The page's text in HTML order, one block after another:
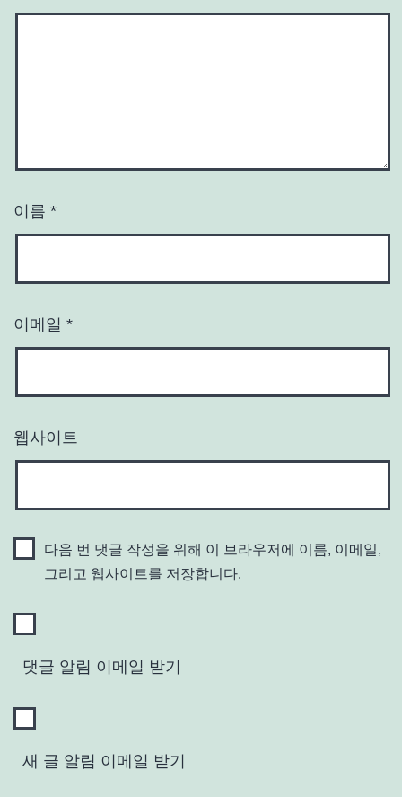
이름 *
이메일 *
웹사이트
다음 번 댓글 작성을 위해 이 브라우저에 이름, 이메일,
그리고 웹사이트를 저장합니다.
댓글 알림 이메일 받기
새 글 알림 이메일 받기